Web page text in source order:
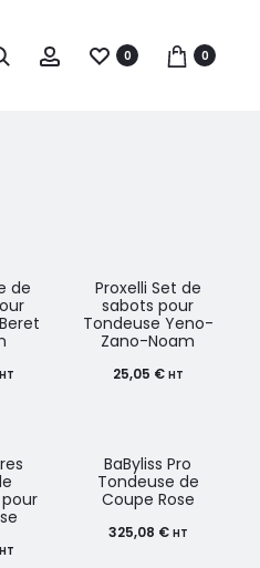
0 0
de
HT
Proxelli Set de
sabots pour
Tondeuse Yeno-
Zano-Noam
25,05 € HT
HT
BaByliss Pro
Tondeuse de
Coupe Rose
325,08 € HT